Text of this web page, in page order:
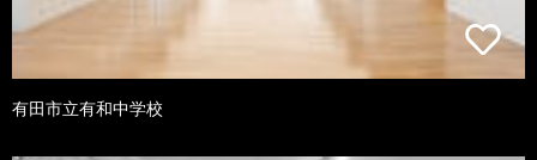
有田市立有和中学校